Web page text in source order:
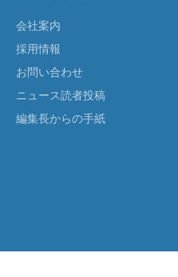
会社案内
採用情報
お問い合わせ
ニュース読者投稿
編集長からの手紙